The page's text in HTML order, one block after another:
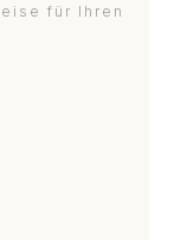
für Ihren